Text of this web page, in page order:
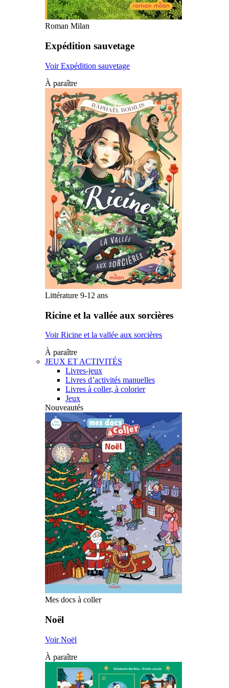
Roman Milan
Expédition sauvetage
Voir Expédition sauvetage
À paraître
Littérature 9-12 ans
Ricine et la vallée aux sorcières
Voir Ricine et la vallée aux sorcières
À paraître
JEUX ET ACTIVITÉS
Livres-jeux
Livres d’activités manuelles
Livres à coller, à colorier
Jeux
Nouveautés
Mes docs à coller
Noël
Voir Noël
À paraître